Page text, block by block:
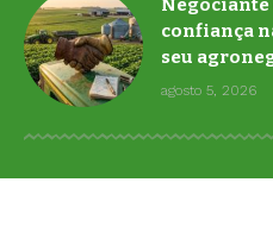
Negociante
confiança
seu
agosto 5, 2026